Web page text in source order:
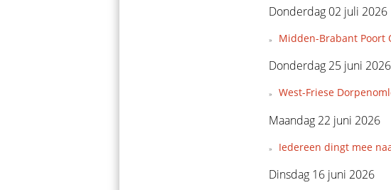
Donderdag 02 juli 2026
Midden-Brabant Poort
Donderdag 25 juni 2026
West-Friese
Maandag 22 juni 2026
Iedereen dingt mee
Dinsdag 16 juni 2026